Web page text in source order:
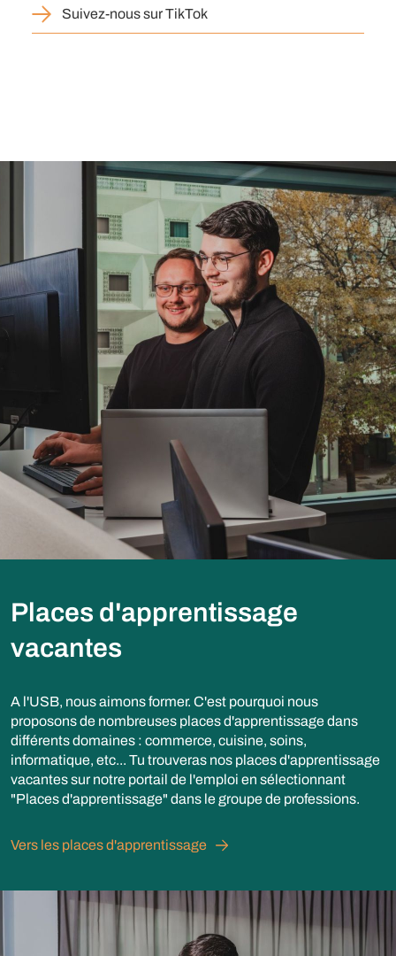
Suivez-nous sur TikTok
Places d'apprentissage
vacantes
A l'USB, nous aimons former. C'est pourquoi nous
proposons de nombreuses places d'apprentissage dans
différents domaines : commerce, cuisine, soins,
informatique, etc... Tu trouveras nos places d'apprentissage
vacantes sur notre portail de l'emploi en sélectionnant
"Places d'apprentissage" dans le groupe de professions.
Vers les places d'apprentissage